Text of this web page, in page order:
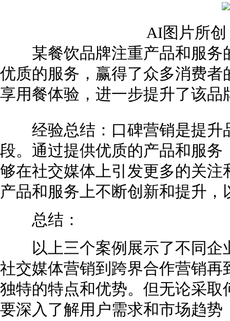
AI图片所
某餐饮品牌注重产品和服务
优质的服务，赢得了众多消费
享用餐体验，进一步提升了该品
经验总结：口碑营销是提升
段。通过提供优质的产品和服
够在社交媒体上引发更多的关
产品和服务上不断创新和提升
总结：
以上三个案例展示了不同企
社交媒体营销到跨界合作营销
独特的特点和优势。但无论采
要深入了解用户需求和市场趋